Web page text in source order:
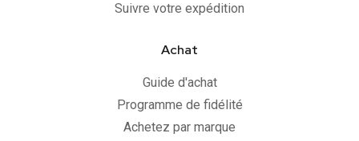
Suivre votre expédition
Achat
Guide d'achat
Programme de fidélité
Achetez par marque